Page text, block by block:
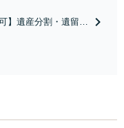
離婚に関するご相
】遺産分割・遺留
さい。